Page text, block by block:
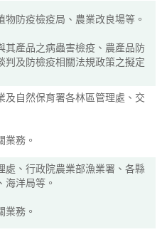
物防疫檢疫局、農業改良場等。
其產品之病蟲害檢疫、農產品防
判及防檢疫相關法規政策之擬定
及自然保育署各林區管理處、交
業務。
處、行政院農業部漁業署、各縣
海洋局等。
業務。